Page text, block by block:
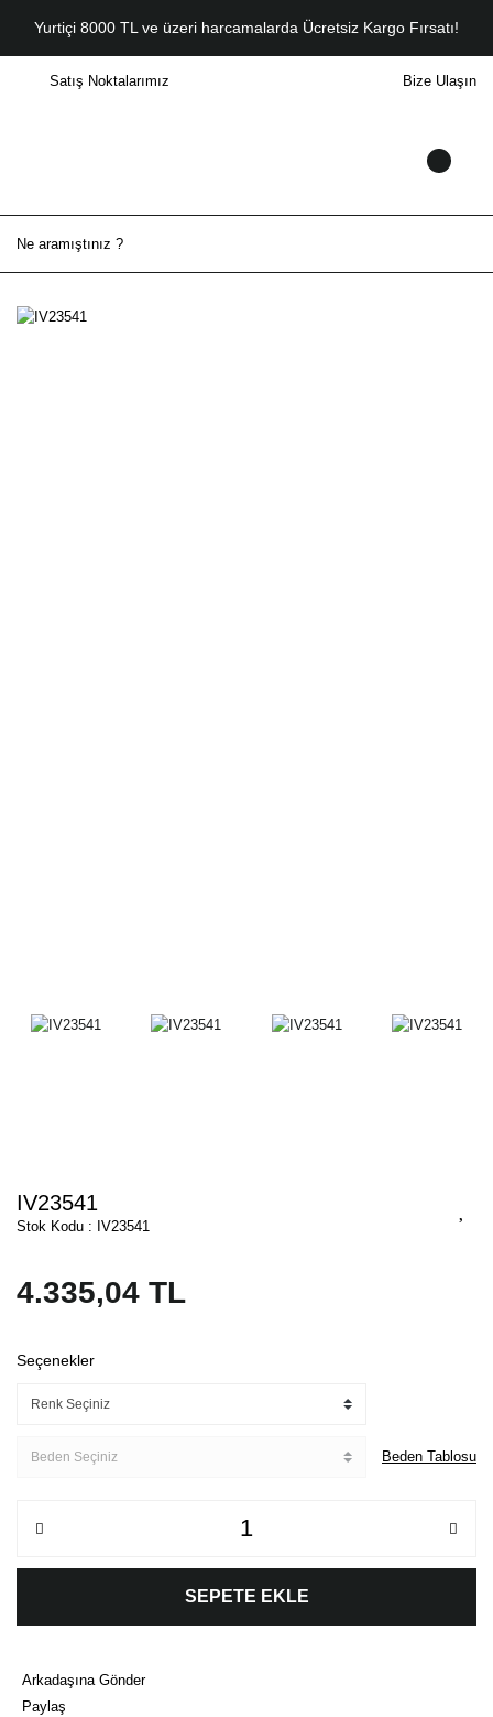
Yurtiçi 8000 TL ve üzeri harcamalarda Ücretsiz Kargo Fırsatı!
Satış Noktalarımız Bize Ulaşın
IV23541
Stok Kodu : IV23541
4.335,04 TL
Seçenekler
Beden Tablosu
SEPETE EKLE
Arkadaşına Gönder
Paylaş